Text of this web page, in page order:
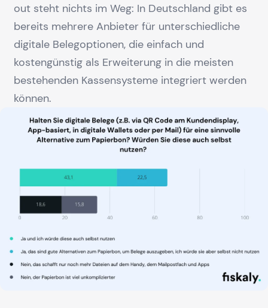
out steht nichts im Weg: In Deutschland gibt es
bereits mehrere Anbieter für unterschiedliche
digitale Belegoptionen, die einfach und
kostengünstig als Erweiterung in die meisten
bestehenden Kassensysteme integriert werden
können.